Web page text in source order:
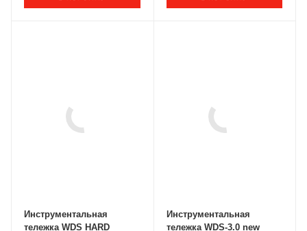
Инструментальная
тележка WDS HARD
Инструментальная
тележка WDS-3.0 new